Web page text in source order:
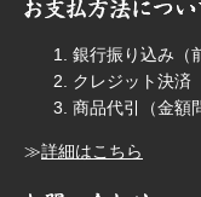
銀行振り込み（
クレジット決済
商品代引（金額
≫詳細はこちら